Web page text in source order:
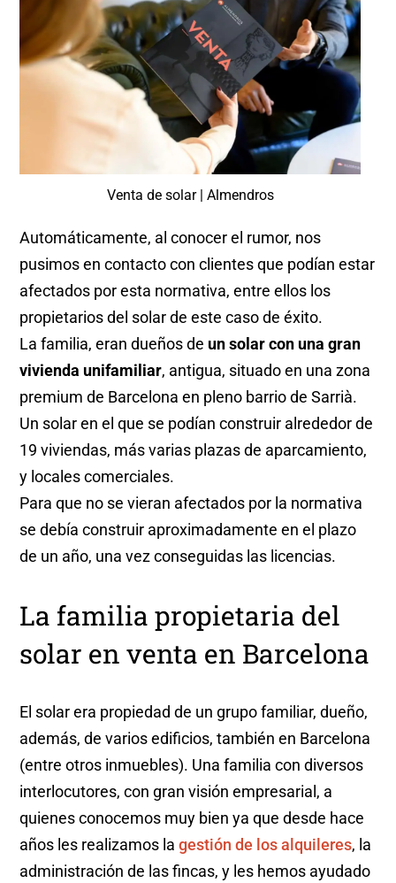
Venta de solar | Almendros
Automáticamente, al conocer el rumor, nos
pusimos en contacto con clientes que podían estar
afectados por esta normativa, entre ellos los
propietarios del solar de este caso de éxito.
La familia, eran dueños de un solar con una gran
vivienda unifamiliar, antigua, situado en una zona
premium de Barcelona en pleno barrio de Sarrià.
Un solar en el que se podían construir alrededor de
19 viviendas, más varias plazas de aparcamiento,
y locales comerciales.
Para que no se vieran afectados por la normativa
se debía construir aproximadamente en el plazo
de un año, una vez conseguidas las licencias.
La familia propietaria del
solar en venta en Barcelona
El solar era propiedad de un grupo familiar, dueño,
además, de varios edificios, también en Barcelona
(entre otros inmuebles). Una familia con diversos
interlocutores, con gran visión empresarial, a
quienes conocemos muy bien ya que desde hace
años les realizamos lagestión de los alquileres, la
administración de las fincas, y les hemos ayudado